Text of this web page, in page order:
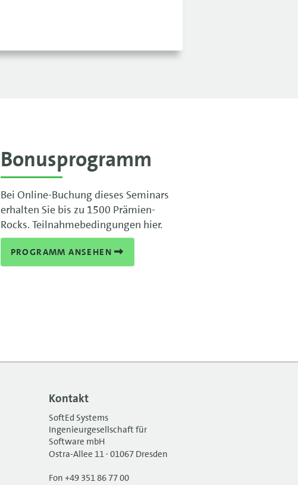
Bonusprogramm
Bei Online-Buchung dieses Seminars
erhalten Sie bis zu 1500 Prämien-
Rocks. Teilnahmebedingungen hier.
PROGRAMM ANSEHEN
Kontakt
SoftEd Systems
Ingenieurgesellschaft für
Software mbH
Ostra-Allee 11 · 01067 Dresden
Fon +49 351 86 77 00